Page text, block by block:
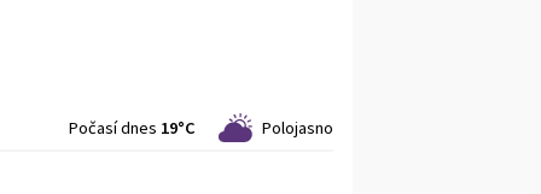
Počasí dnes 19°C Polojasno